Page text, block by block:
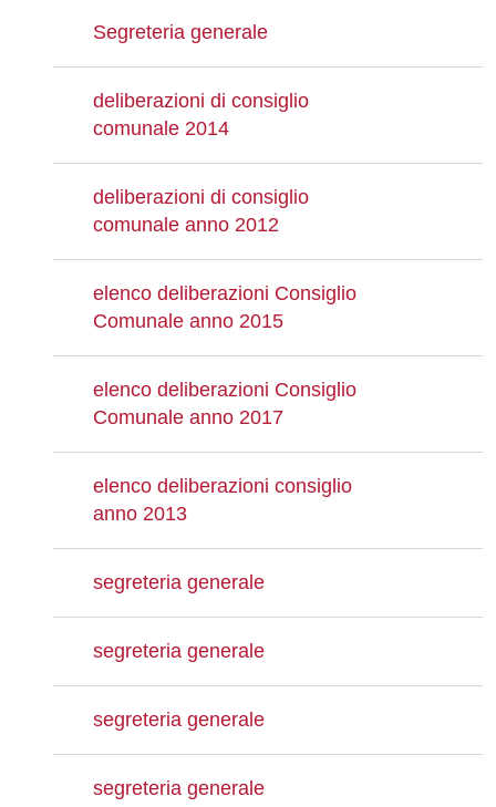
Segreteria generale
deliberazioni di consiglio
comunale 2014
deliberazioni di consiglio
comunale anno 2012
elenco deliberazioni Consiglio
Comunale anno 2015
elenco deliberazioni Consiglio
Comunale anno 2017
elenco deliberazioni consiglio
anno 2013
segreteria generale
segreteria generale
segreteria generale
segreteria generale